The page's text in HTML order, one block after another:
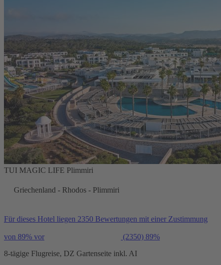
TUI MAGIC LIFE Plimmiri
Griechenland - Rhodos - Plimmiri
Für dieses Hotel liegen 2350 Bewertungen mit einer Zustimmung
von 89% vor (2350) 89%
8-tägige Flugreise, DZ Gartenseite inkl. AI